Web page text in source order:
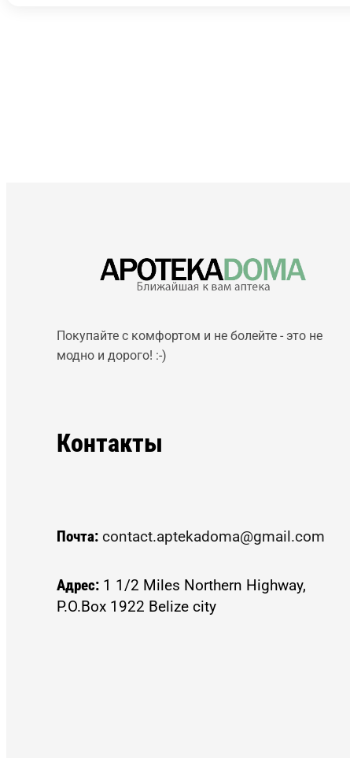
Покупайте с комфортом и не болейте - это не
модно и дорого! :-)
Контакты
Почта: contact.aptekadoma@gmail.com
Адрес: 1 1/2 Miles Northern Highway,
P.O.Box 1922 Belize city